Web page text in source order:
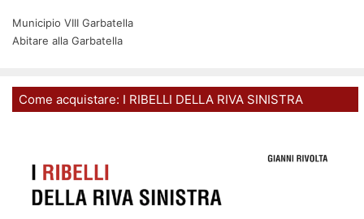
Municipio VIII Garbatella
Abitare alla Garbatella
Come acquistare: I RIBELLI DELLA RIVA SINISTRA